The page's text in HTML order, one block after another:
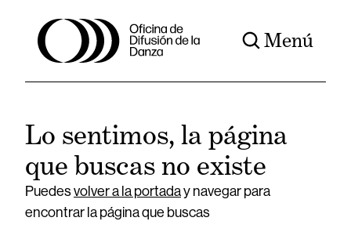
Menú
Lo sentimos, la página
que buscas no existe
Puedesvolver a la portaday navegar para
encontrar la página que buscas